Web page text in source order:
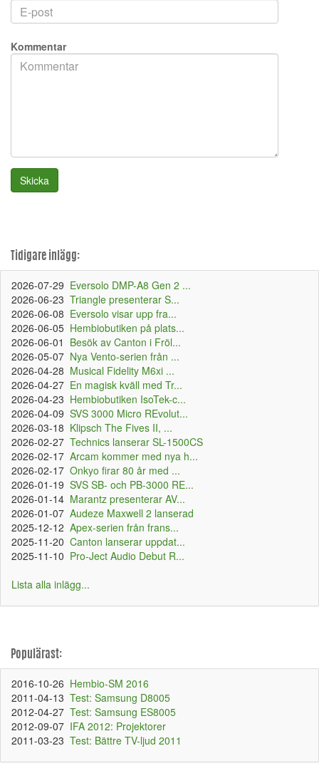
Kommentar
Skicka
Tidigare inlägg:
2026-07-29 Eversolo DMP-A8 Gen 2 ...
2026-06-23 Triangle presenterar S...
2026-06-08 Eversolo visar upp fra...
2026-06-05 Hembiobutiken på plats...
2026-06-01 Besök av Canton i Fröl...
2026-05-07 Nya Vento-serien från ...
2026-04-28 Musical Fidelity M6xi ...
2026-04-27 En magisk kväll med Tr...
2026-04-23 Hembiobutiken IsoTek-c...
2026-04-09 SVS 3000 Micro REvolut...
2026-03-18 Klipsch The Fives II, ...
2026-02-27 Technics lanserar SL-1500CS
2026-02-17 Arcam kommer med nya h...
2026-02-17 Onkyo firar 80 år med ...
2026-01-19 SVS SB- och PB-3000 RE...
2026-01-14 Marantz presenterar AV...
2026-01-07 Audeze Maxwell 2 lanserad
2025-12-12 Apex-serien från frans...
2025-11-20 Canton lanserar uppdat...
2025-11-10 Pro-Ject Audio Debut R...
Lista alla inlägg...
Populärast:
2016-10-26 Hembio-SM 2016
2011-04-13 Test: Samsung D8005
2012-04-27 Test: Samsung ES8005
2012-09-07 IFA 2012: Projektorer
2011-03-23 Test: Bättre TV-ljud 2011